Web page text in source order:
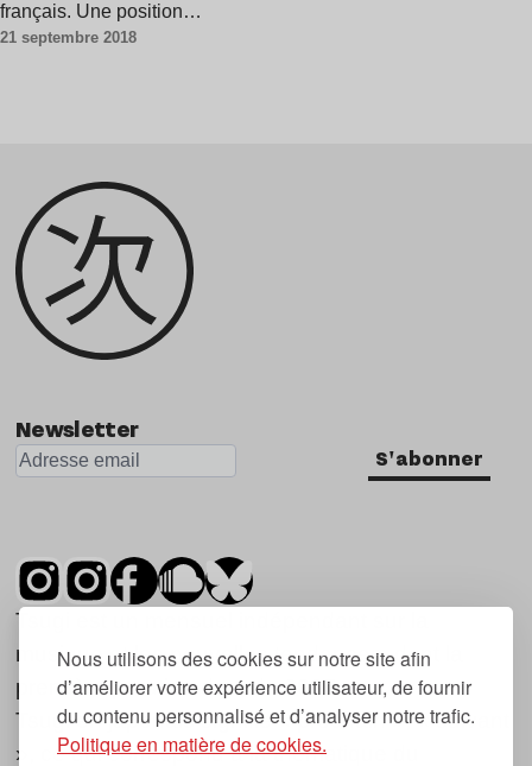
Nous utilisons des cookies sur notre site afin
d’améliorer votre expérience utilisateur, de fournir
du contenu personnalisé et d’analyser notre trafic.
Politique en matière de cookies.
français. Une position…
21 septembre 2018
Newsletter
S'abonner
Tsugi est un mensuel indépendant sur la
musique et les nouvelles tendances, dont la
première parution date de 2007.
Tsugi en japonais signifie « prochain », « suivant
», ce qui correspond à la thématique du